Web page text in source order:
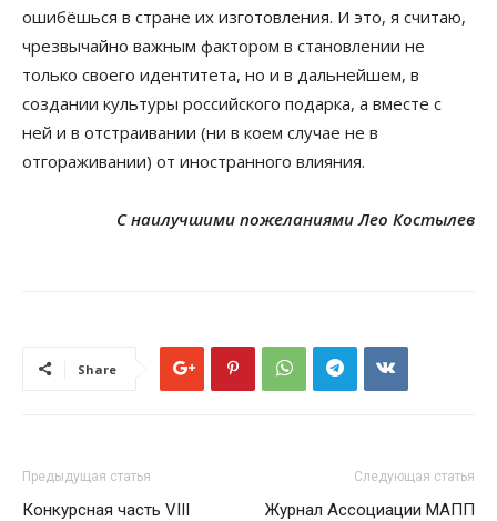
ошибёшься в стране их изготовления. И это, я считаю,
чрезвычайно важным фактором в становлении не
только своего идентитета, но и в дальнейшем, в
создании культуры российского подарка, а вместе с
ней и в отстраивании (ни в коем случае не в
отгораживании) от иностранного влияния.
С наилучшими пожеланиями Лео Костылев
Share
Предыдущая статья
Конкурсная часть VIII
Следующая статья
Журнал Ассоциации МАПП